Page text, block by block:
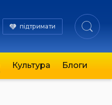
підтримати
Культура Блоги